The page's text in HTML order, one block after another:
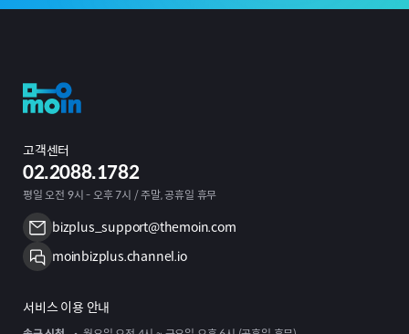
고객센터
02.2088.1782
평일 오전 9시 - 오후 7시 / 주말, 공휴일 휴무
bizplus_support@themoin.com
moinbizplus.channel.io
서비스 이용 안내